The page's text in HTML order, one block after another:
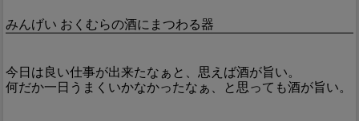
みんげい おくむらの酒にまつわる器
今日は良い仕事が出来たなぁと、思えば酒が旨い。
何だか一日うまくいかなかったなぁ、と思っても酒が旨い。